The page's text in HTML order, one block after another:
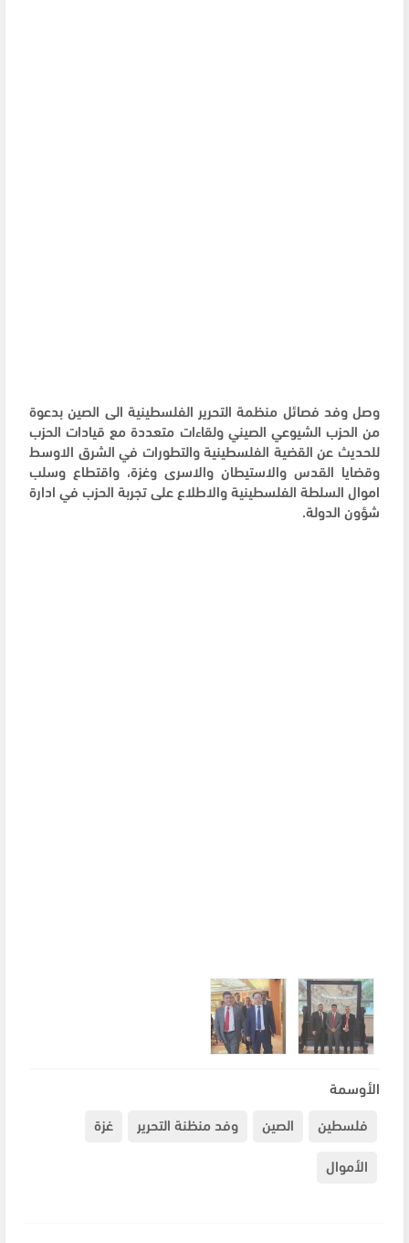
وصل وفد فصائل منظمة التحرير الفلسطينية الى الصين بدعوة
من الحزب الشيوعي الصيني ولقاءات متعددة مع قيادات الحزب
للحديث عن القضية الفلسطينية والتطورات في الشرق الاوسط
وقضايا القدس والاستيطان والاسرى وغزة، واقتطاع وسلب
اموال السلطة الفلسطينية والاطلاع على تجربة الحزب في ادارة
شؤون الدولة.
الأوسمة
فلسطين
الصين وفد منظنة التحرير
غزة
الأموال